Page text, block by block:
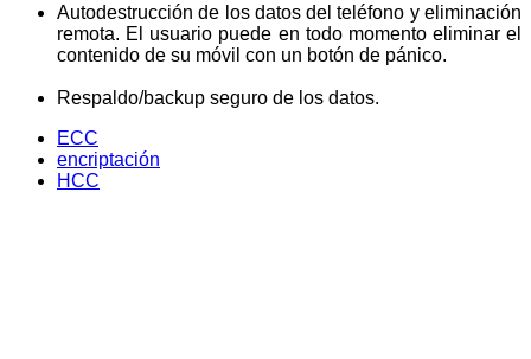
Autodestrucción de los datos del teléfono y eliminación
remota. El usuario puede en todo momento eliminar el
contenido de su móvil con un botón de pánico.
Respaldo/backup seguro de los datos.
ECC
encriptación
HCC